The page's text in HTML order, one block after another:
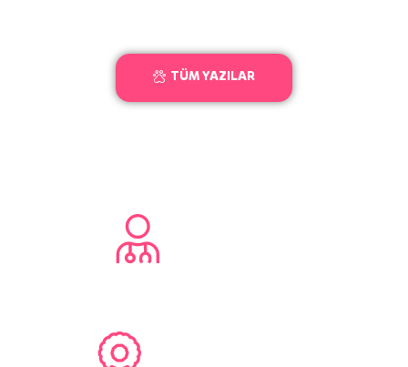
TÜM YAZILAR